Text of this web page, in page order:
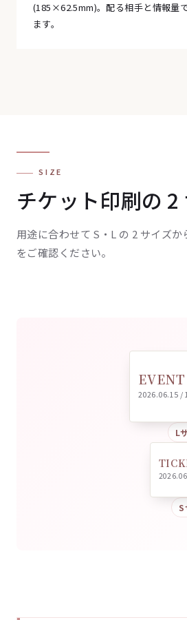
(185×62.5mm)。配る相手と情報量
ます。
SIZE
チケット印刷の 2
用途に合わせて S・L の 2 サイズ
をご確認ください。
2026.06.15 /
L